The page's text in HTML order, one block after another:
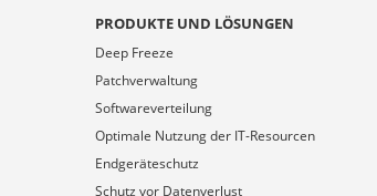
PRODUKTE UND LÖSUNGEN
Deep Freeze
Patchverwaltung
Softwareverteilung
Optimale Nutzung der IT-Resourcen
Endgeräteschutz
Schutz vor Datenverlust